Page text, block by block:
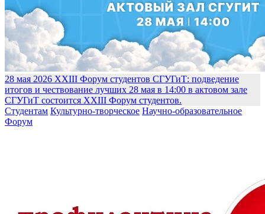
28 мая 2026 XXIII Форум студентов СГУГиТ: подведение
итогов и чествование лучших 28 мая в 14:00 в актовом зале
СГУГиТ состоится XXIII Форум студентов.
Студентам Культурно-творческое Научно-образовательное
Форум